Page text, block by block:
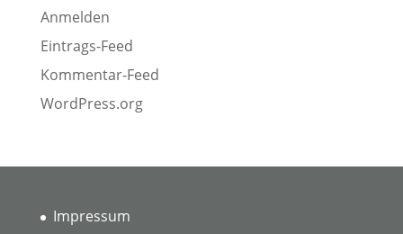
Anmelden
Eintrags-Feed
Kommentar-Feed
WordPress.org
Impressum